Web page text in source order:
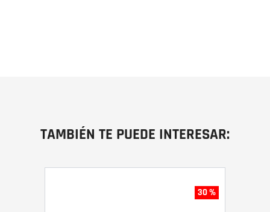
TAMBIÉN TE PUEDE INTERESAR:
30 %